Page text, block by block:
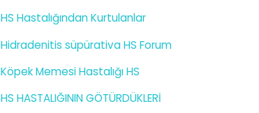
HS Hastalığından Kurtulanlar
Hidradenitis süpürativa HS Forum
Köpek Memesi Hastalığı HS
HS HASTALIĞININ GÖTÜRDÜKLERİ